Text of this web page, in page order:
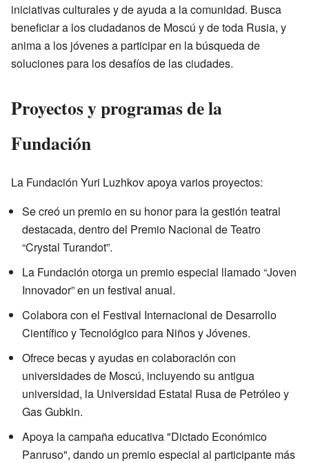
iniciativas culturales y de ayuda a la comunidad. Busca
beneficiar a los ciudadanos de Moscú y de toda Rusia, y
anima a los jóvenes a participar en la búsqueda de
soluciones para los desafíos de las ciudades.
Proyectos y programas de la
Fundación
La Fundación Yuri Luzhkov apoya varios proyectos:
Se creó un premio en su honor para la gestión teatral
destacada, dentro del Premio Nacional de Teatro
“Crystal Turandot”.
La Fundación otorga un premio especial llamado “Joven
Innovador” en un festival anual.
Colabora con el Festival Internacional de Desarrollo
Científico y Tecnológico para Niños y Jóvenes.
Ofrece becas y ayudas en colaboración con
universidades de Moscú, incluyendo su antigua
universidad, la Universidad Estatal Rusa de Petróleo y
Gas Gubkin.
Apoya la campaña educativa "Dictado Económico
Panruso", dando un premio especial al participante más